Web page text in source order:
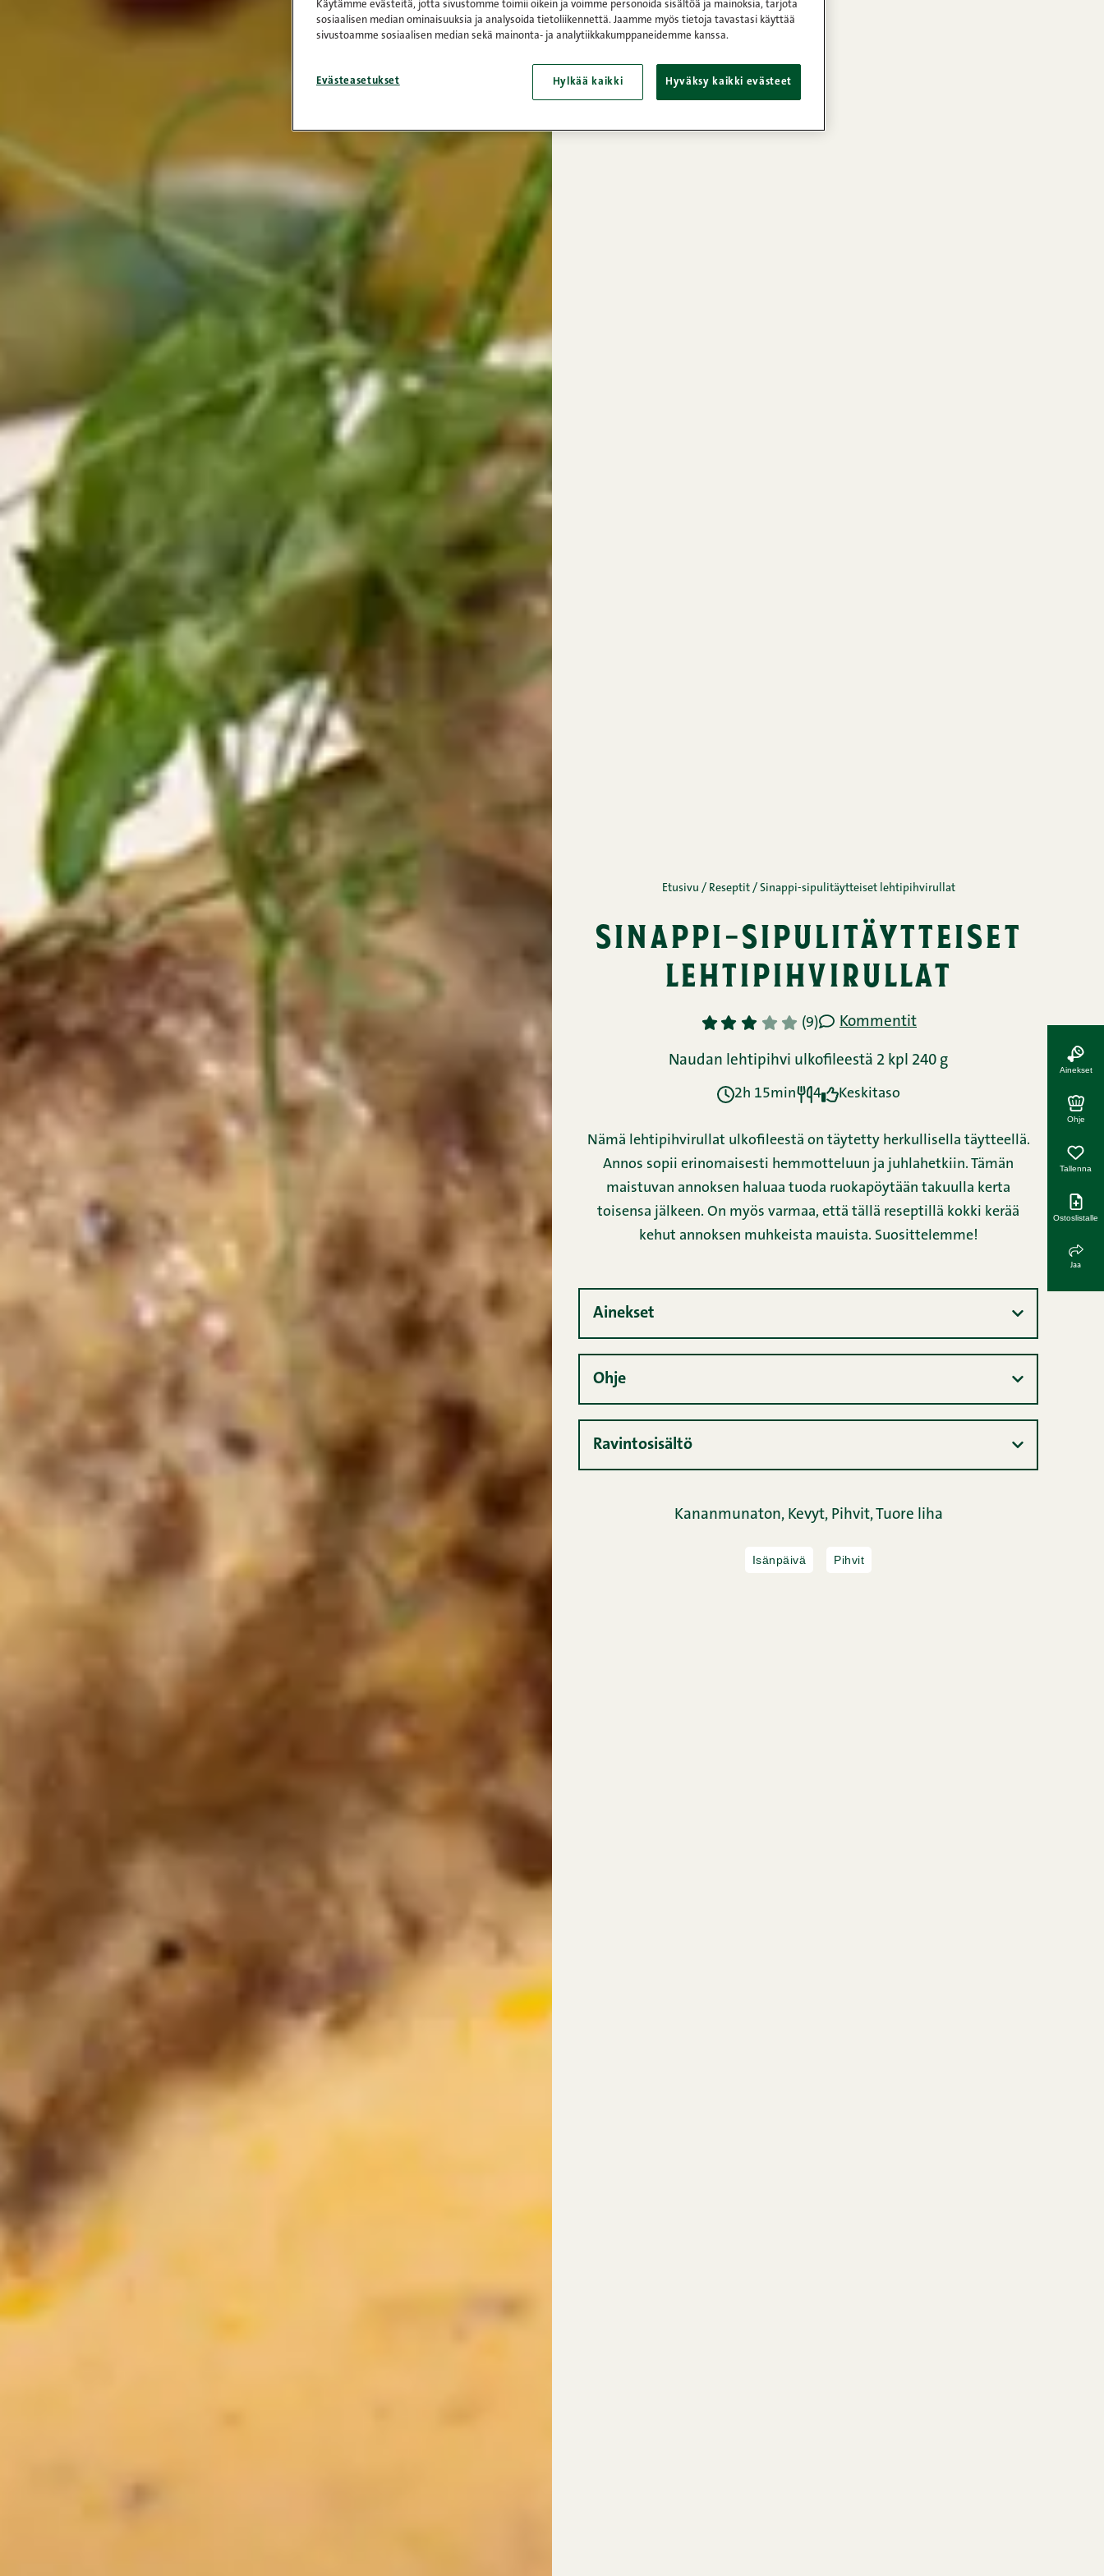
Etusivu / Reseptit / Sinappi-sipulitäytteiset lehtipihvirullat
sinappi-sipulitäytteiset
lehtipihvirullat
1 2 3 4 5 (9) Kommentit
Naudan lehtipihvi ulkofileestä 2 kpl 240 g
2h 15min 4 Keskitaso
Nämä lehtipihvirullat ulkofileestä on täytetty herkullisella täytteellä.
Annos sopii erinomaisesti hemmotteluun ja juhlahetkiin. Tämän
maistuvan annoksen haluaa tuoda ruokapöytään takuulla kerta
toisensa jälkeen. On myös varmaa, että tällä reseptillä kokki kerää
kehut annoksen muhkeista mauista. Suosittelemme!
Ainekset
Ohje
Ravintosisältö
Kananmunaton, Kevyt, Pihvit,Tuore liha
Isänpäivä Pihvit
Ainekset
Ohje
Tallenna
Ostoslistalle
Jaa
Käytämme evästeitä, jotta sivustomme toimii oikein ja voimme personoida sisältöä ja mainoksia, tarjota
sosiaalisen median ominaisuuksia ja analysoida tietoliikennettä. Jaamme myös tietoja tavastasi käyttää
sivustoamme sosiaalisen median sekä mainonta- ja analytiikkakumppaneidemme kanssa.
Evästeasetukset Hylkää kaikki Hyväksy kaikki evästeet